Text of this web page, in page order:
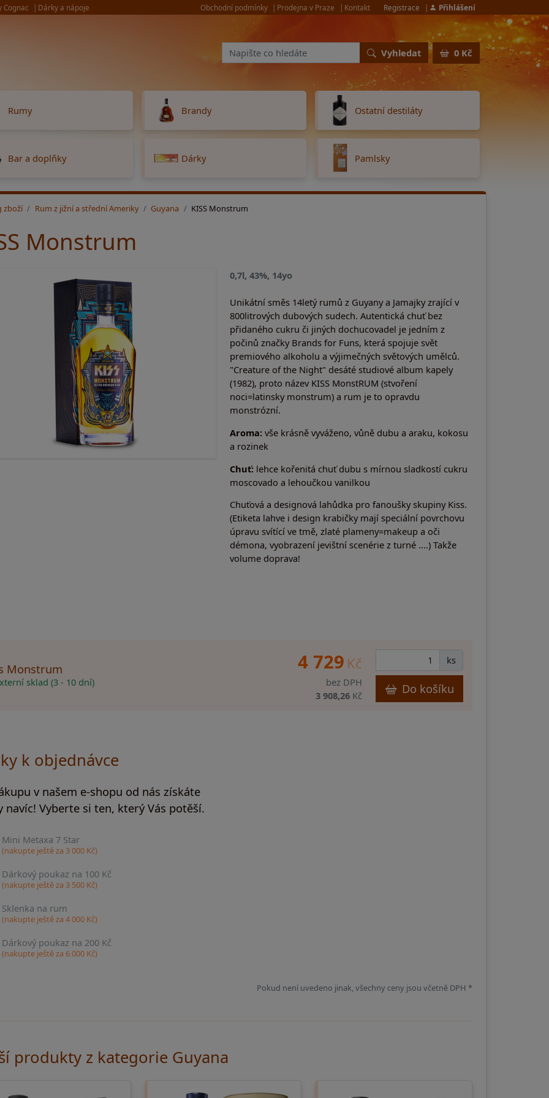
Cognac Dárky a nápoje Obchodní podmínky Prodejna v Praze Kontakt Registrace Přihlášení
Vyhledat 0 Kč
Rumy Brandy Ostatní destiláty
Bar a doplňky Dárky Pamlsky
zboží Rum z jižní a střední Ameriky Guyana KISS Monstrum
Monstrum
0,7l, 43%, 14yo
Unikátní směs 14letý rumů z Guyany a Jamajky zrající v
800litrových dubových sudech. Autentická chuť bez
přidaného cukru či jiných dochucovadel je jedním z
počinů značky Brands for Funs, která spojuje svět
premiového alkoholu a výjimečných světových umělců.
"Creature of the Night" desáté studiové album kapely
(1982), proto název KISS MonstRUM (stvoření
noci=latinsky monstrum) a rum je to opravdu
monstrózní.
Aroma: vše krásně vyváženo, vůně dubu a araku, kokosu
a rozinek
Chuť: lehce kořenitá chuť dubu s mírnou sladkostí cukru
moscovado a lehoučkou vanilkou
Chuťová a designová lahůdka pro fanoušky skupiny Kiss.
(Etiketa lahve i design krabičky mají speciální povrchovu
úpravu svítící ve tmě, zlaté plameny=makeup a oči
démona, vyobrazení jevištní scenérie z turné ....) Takže
volume doprava!
Monstrum
sklad (3 - 10 dní)
4 729 Kč
bez DPH
3 908,26 Kč
ks
Do košíku
k objednávce
v našem e-shopu od nás získáte
navíc! Vyberte si ten, který Vás potěší.
Mini Metaxa 7 Star
(nakupte ještě za 3 000 Kč)
Dárkový poukaz na 100 Kč
(nakupte ještě za 3 500 Kč)
Sklenka na rum
(nakupte ještě za4 000 Kč)
Dárkový poukaz na 200 Kč
(nakupte ještě za6 000 Kč)
Pokud není uvedeno jinak, všechny ceny jsou včetně DPH *
produkty z kategorie Guyana